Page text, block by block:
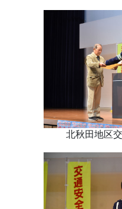
北秋田地区